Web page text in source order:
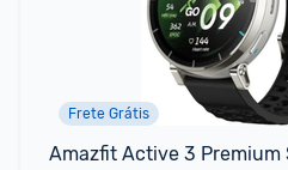
Frete Grátis
Amazfit Active 3 Premium